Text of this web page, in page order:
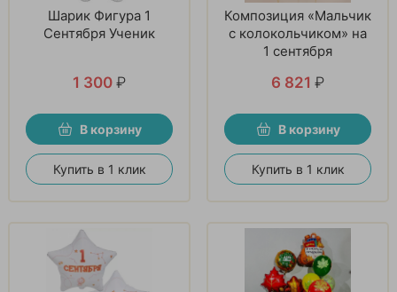
Шарик Фигура 1
Сентября Ученик
1 300 ₽
В корзину
Купить в 1 клик
Композиция «Мальчик
с колокольчиком» на
1 сентября
6 821 ₽
В корзину
Купить в 1 клик